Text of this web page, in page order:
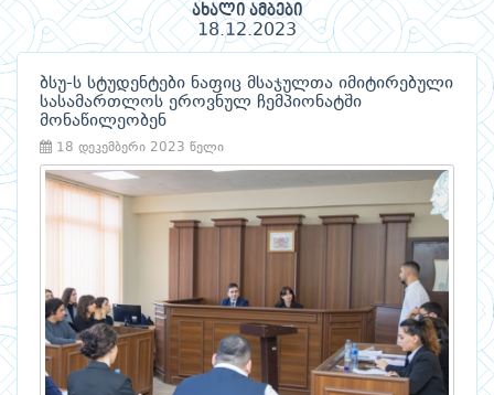
ახალი ამბები
18.12.2023
ბსუ-ს სტუდენტები ნაფიც მსაჯულთა იმიტირებული
სასამართლოს ეროვნულ ჩემპიონატში
მონაწილეობენ
18 დეკემბერი 2023 წელი